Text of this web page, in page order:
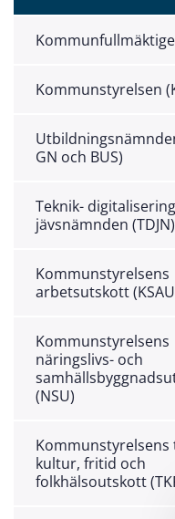
Kommunstyrelsen
GN och BUS)
Teknik-
jävsnämnden (TDJN)
Kommunstyrelsens
arbetsutskott
Kommunstyrelsens
näringslivs- och
(NSU)
Kommunstyrelsens
kultur, fritid och
folkhälsoutskott